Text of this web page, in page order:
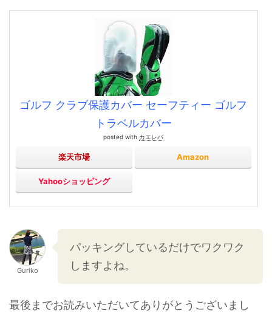
ゴルフ クラブ保護カバー セーフティー ゴルフ
トラベルカバー
posted with カエレバ
楽天市場 Amazon
Yahooショッピング
Guriko
パッキングしているだけでワクワク
しますよね。
最後までお読みいただいてありがとうございまし